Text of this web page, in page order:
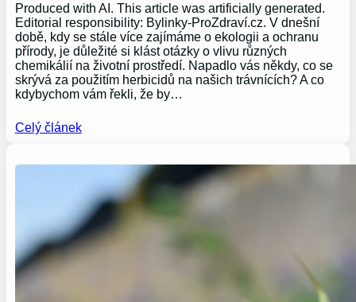
Produced with AI. This article was artificially generated.
Editorial responsibility: Bylinky-ProZdraví.cz. V dnešní
době, kdy se stále více zajímáme o ekologii a ochranu
přírody, je důležité si klást otázky o vlivu různých
chemikálií na životní prostředí. Napadlo vás někdy, co se
skrývá za použitím herbicidů na našich trávnících? A co
kdybychom vám řekli, že by…
Celý článek